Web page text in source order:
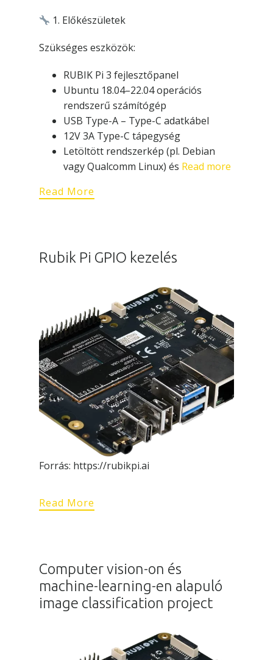
1. Előkészületek
Szükséges eszközök:
RUBIK Pi 3 fejlesztőpanel
Ubuntu 18.04–22.04 operációs
rendszerű számítógép
USB Type-A – Type-C adatkábel
12V 3A Type-C tápegység
Letöltött rendszerkép (pl. Debian
vagy Qualcomm Linux) és Read more
Read More
Rubik Pi GPIO kezelés
Forrás: https://rubikpi.ai
Read More
Computer vision-on és
machine-learning-en alapuló
image classification project